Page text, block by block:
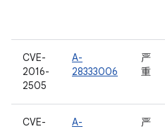
CVE-
2016-
2505
A-
28333006
严
重
CVE-
A-
严